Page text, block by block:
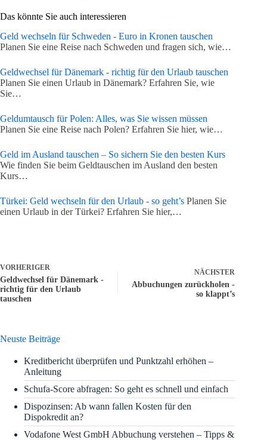
Das könnte Sie auch interessieren
Geld wechseln für Schweden - Euro in Kronen tauschen
Planen Sie eine Reise nach Schweden und fragen sich, wie…
Geldwechsel für Dänemark - richtig für den Urlaub tauschen
Planen Sie einen Urlaub in Dänemark? Erfahren Sie, wie
Sie…
Geldumtausch für Polen: Alles, was Sie wissen müssen
Planen Sie eine Reise nach Polen? Erfahren Sie hier, wie…
Geld im Ausland tauschen – So sichern Sie den besten Kurs
Wie finden Sie beim Geldtauschen im Ausland den besten
Kurs…
Türkei: Geld wechseln für den Urlaub - so geht’s Planen Sie
einen Urlaub in der Türkei? Erfahren Sie hier,…
VORHERIGER
Geldwechsel für Dänemark -
richtig für den Urlaub
tauschen
NÄCHSTER
Abbuchungen zurückholen -
so klappt’s
Neuste Beiträge
Kreditbericht überprüfen und Punktzahl erhöhen –
Anleitung
Schufa-Score abfragen: So geht es schnell und einfach
Dispozinsen: Ab wann fallen Kosten für den
Dispokredit an?
Vodafone West GmbH Abbuchung verstehen – Tipps &